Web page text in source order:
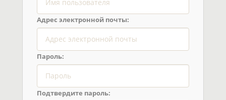
Адрес электронной почты:
Пароль:
Подтвердите пароль: